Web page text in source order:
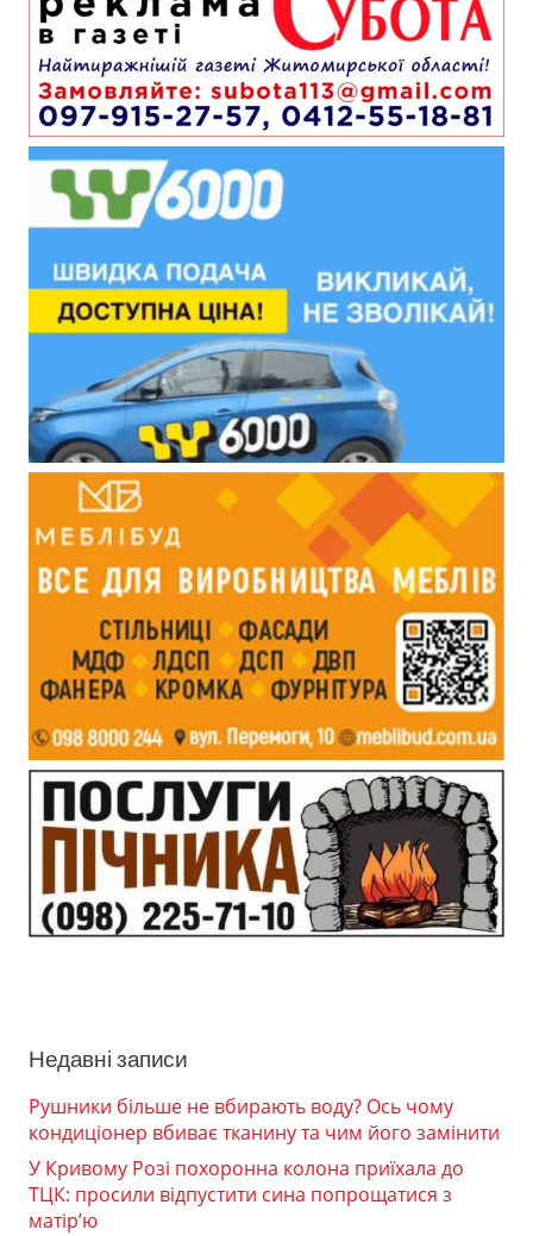
Недавні записи
Рушники більше не вбирають воду? Ось чому
кондиціонер вбиває тканину та чим його замінити
У Кривому Розі похоронна колона приїхала до
ТЦК: просили відпустити сина попрощатися з
матір’ю